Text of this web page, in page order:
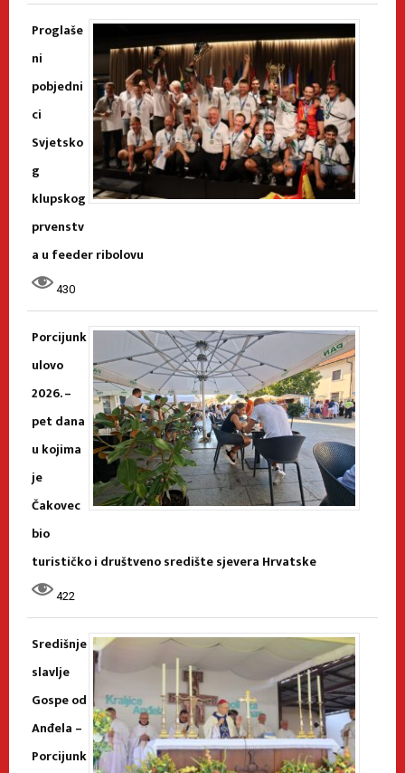
Proglaše
ni
pobjedni
ci
Svjetsko
g
klupskog
prvenstv
a u feeder ribolovu
430
Porcijunk
ulovo
2026. –
pet dana
u kojima
je
Čakovec
bio
turističko i društveno središte sjevera Hrvatske
422
Središnje
slavlje
Gospe od
Anđela –
Porcijunk